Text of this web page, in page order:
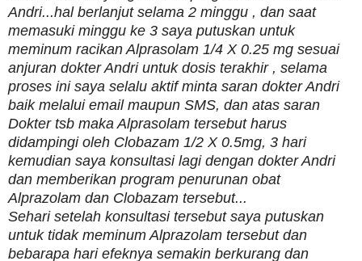
Andri...hal berlanjut selama 2 minggu , dan saat
memasuki minggu ke 3 saya putuskan untuk
meminum racikan Alprasolam 1/4 X 0.25 mg sesuai
anjuran dokter Andri untuk dosis terakhir , selama
proses ini saya selalu aktif minta saran dokter Andri
baik melalui email maupun SMS, dan atas saran
Dokter tsb maka Alprasolam tersebut harus
didampingi oleh Clobazam 1/2 X 0.5mg, 3 hari
kemudian saya konsultasi lagi dengan dokter Andri
dan memberikan program penurunan obat
Alprazolam dan Clobazam tersebut...
Sehari setelah konsultasi tersebut saya putuskan
untuk tidak meminum Alprazolam tersebut dan
bebarapa hari efeknya semakin berkurang dan